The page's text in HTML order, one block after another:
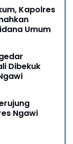
Kapolres
Umum
Dibekuk
Ngawi